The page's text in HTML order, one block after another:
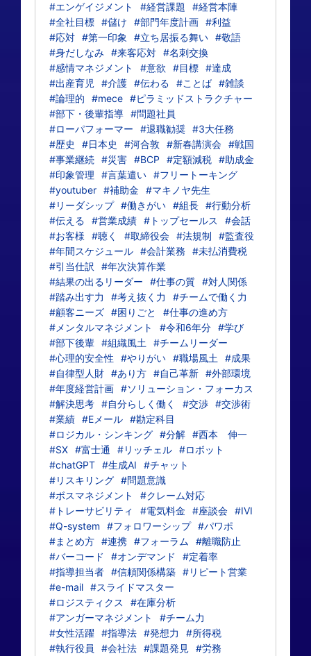
#エンゲイジメント
#経営課題
#経営本陣
#全社目標 #儲け #部門年度計画 #利益
#応対 #第一印象 #立ち居振る舞い #敬語
#身だしなみ #来客応対 #名刺交換
#感情マネジメント
#意欲 #目標 #達成
#出産育児
#介護 #伝わる #ことば #雑談
#論理的
#mece #ピラミッドストラクチャー
#部下・後輩指導 #問題社員
#ローパフォーマー
#退職勧奨 #3大任務
#歴史
#日本史 #河合敦 #新春講演会 #戦国
#事業継続 #災害 #BCP #定額減税 #助成金
#印象管理
#言葉遣い #フリートーキング
#youtuber #補助金
#マキノヤ先生
#リーダシップ #働きがい #組長 #行動分析
#伝える
#営業成績 #トップセールス
#会話
#お客様
#聴く #取締役会 #法規制
#監査役
#年間スケジュール #会計業務
#未払消費税
#引当仕訳
#年次決算作業
#結果の出るリーダー
#仕事の質 #対人関係
#踏み出す力
#考え抜く力
#チームで働く力
#顧客ニーズ #困りごと
#仕事の進め方
#メンタルマネジメント
#令和6年分 #学び
#部下後輩 #組織風土
#チームリーダー
#心理的安全性
#やりがい #職場風土
#成果
#自律型人財 #あり方 #自己革新 #外部環境
#年度経営計画 #ソリューション・フォーカス
#解決思考 #自分らしく働く #交渉 #交渉術
#業績 #Eメール #勘定科目
#ロジカル・シンキング #分解 #西本 伸一
#SX #富士通 #リッチェル #ロボット
#chatGPT #生成AI
#チャット
#リスキリング #問題意識
#ボスマネジメント
#クレーム対応
#トレーサビリティ
#電気料金 #座談会 #IVI
#Q-system
#フォロワーシップ #パワポ
#まとめ方 #連携 #フォーラム
#離職防止
#バーコード
#オンデマンド
#定着率
#指導担当者 #信頼関係構築 #リピート営業
#e-mail #スライドマスター
#ロジスティクス
#在庫分析
#アンガーマネジメント
#チーム力
#女性活躍 #指導法 #発想力
#所得税
#執行役員
#会社法 #課題発見 #労務